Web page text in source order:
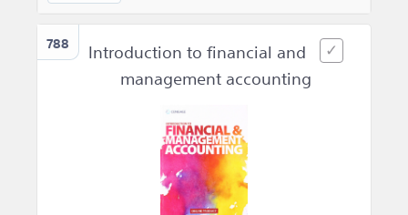
788
Introduction to financial and
management accounting